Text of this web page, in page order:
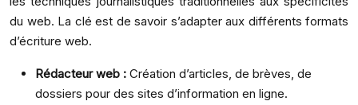
du web. La clé est de savoir s’adapter aux différents formats
d’écriture web.
Rédacteur web : Création d’articles, de brèves, de
dossiers pour des sites d’information en ligne.